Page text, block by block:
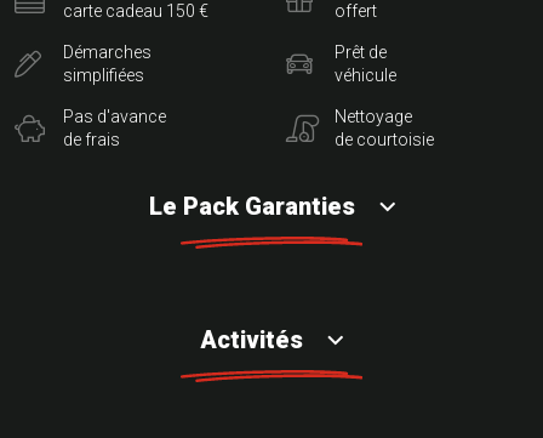
carte cadeau 150 €
Démarches
simplifiées
Pas d'avance
de frais
offert
Prêt de
véhicule
Nettoyage
de courtoisie
Le Pack Garanties
Activités